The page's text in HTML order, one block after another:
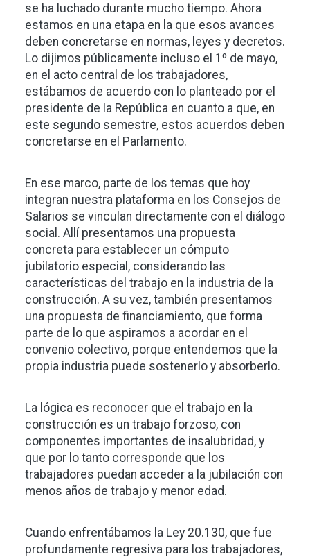
se ha luchado durante mucho tiempo. Ahora
estamos en una etapa en la que esos avances
deben concretarse en normas, leyes y decretos.
Lo dijimos públicamente incluso el 1º de mayo,
en el acto central de los trabajadores,
estábamos de acuerdo con lo planteado por el
presidente de la República en cuanto a que, en
este segundo semestre, estos acuerdos deben
concretarse en el Parlamento.
En ese marco, parte de los temas que hoy
integran nuestra plataforma en los Consejos de
Salarios se vinculan directamente con el diálogo
social. Allí presentamos una propuesta
concreta para establecer un cómputo
jubilatorio especial, considerando las
características del trabajo en la industria de la
construcción. A su vez, también presentamos
una propuesta de financiamiento, que forma
parte de lo que aspiramos a acordar en el
convenio colectivo, porque entendemos que la
propia industria puede sostenerlo y absorberlo.
La lógica es reconocer que el trabajo en la
construcción es un trabajo forzoso, con
componentes importantes de insalubridad, y
que por lo tanto corresponde que los
trabajadores puedan acceder a la jubilación con
menos años de trabajo y menor edad.
Cuando enfrentábamos la Ley 20.130, que fue
profundamente regresiva para los trabajadores,